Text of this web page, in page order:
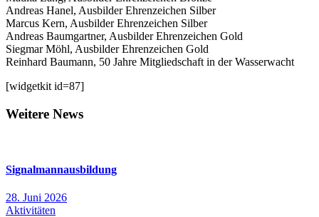
Andreas Hanel, Ausbilder Ehrenzeichen Silber
Marcus Kern, Ausbilder Ehrenzeichen Silber
Andreas Baumgartner, Ausbilder Ehrenzeichen Gold
Siegmar Möhl, Ausbilder Ehrenzeichen Gold
Reinhard Baumann, 50 Jahre Mitgliedschaft in der Wasserwacht
[widgetkit id=87]
Weitere News
Signalmannausbildung
28. Juni 2026
Aktivitäten